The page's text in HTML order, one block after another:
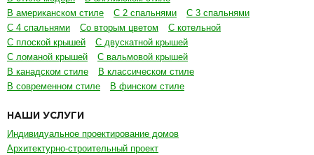
В американском стиле
С 2 спальнями
С 3 спальнями
С 4 спальнями
Со вторым цветом
С котельной
С плоской крышей
С двускатной крышей
С ломаной крышей
С вальмовой крышей
В канадском стиле
В классическом стиле
В современном стиле
В финском стиле
НАШИ УСЛУГИ
Индивидуальное проектирование домов
Архитектурно-строительный проект